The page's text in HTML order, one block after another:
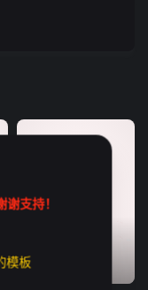
支持！
模板